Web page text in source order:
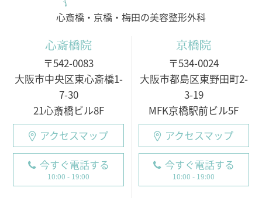
心斎橋・京橋・梅田の美容整形外科
心斎橋院
〒542-0083
大阪市中央区東心斎橋1-
7-30
21心斎橋ビル8F
アクセスマップ
今すぐ電話する
10:00 - 19:00
京橋院
〒534-0024
大阪市都島区東野田町2-
3-19
MFK京橋駅前ビル5F
アクセスマップ
今すぐ電話する
10:00 - 19:00